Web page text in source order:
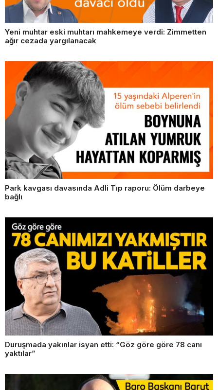
Yeni muhtar eski muhtarı mahkemeye verdi: Zimmetten
ağır cezada yargılanacak
Park kavgası davasında Adli Tıp raporu: Ölüm darbeye
bağlı
Duruşmada yakınlar isyan etti: “Göz göre göre 78 canı
yaktılar”